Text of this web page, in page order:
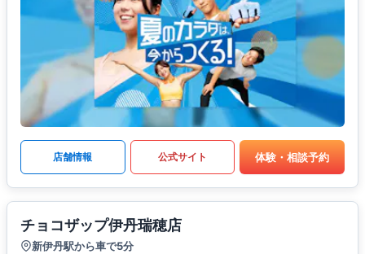
店舗情報 公式サイト 体験・相談予約
チョコザップ伊丹瑞穂店
新伊丹駅から車で5分